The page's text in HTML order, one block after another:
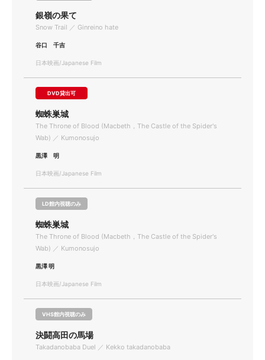
銀嶺の果て
Snow Trail ／ Ginreino hate
谷口 千吉
日本映画/Japanese Film
DVD貸出可
蜘蛛巣城
The Throne of Blood (Macbeth，The Castle of the Spider's
Wab) ／ Kumonosujo
黒澤 明
日本映画/Japanese Film
LD館内視聴のみ
蜘蛛巣城
The Throne of Blood (Macbeth，The Castle of the Spider's
Wab) ／ Kumonosujo
黒澤 明
日本映画/Japanese Film
VHS館内視聴のみ
決闘高田の馬場
Takadanobaba Duel ／ Kekko takadanobaba